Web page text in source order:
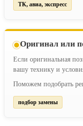
ТК, авиа, экспресс
Оригинал или
Если оригинальная
вашу технику и
Поможем подобрать
подбор замены